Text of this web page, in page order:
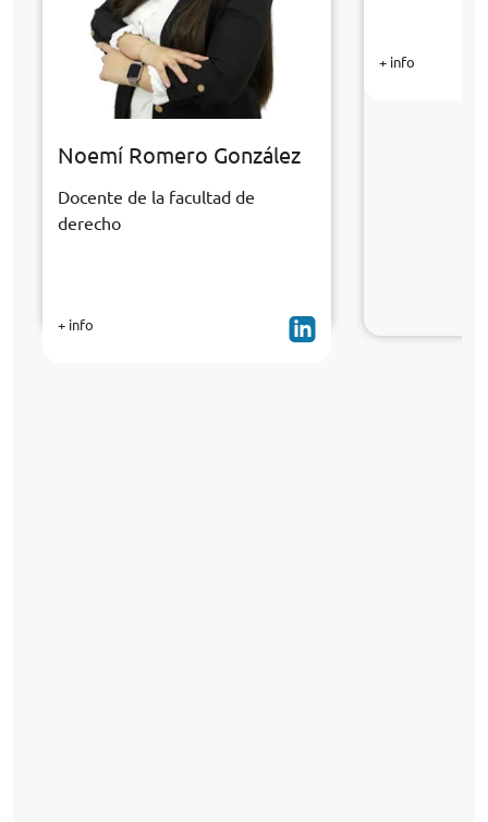
Noemí Romero González
Docente de la facultad de
derecho
+ info
+ info